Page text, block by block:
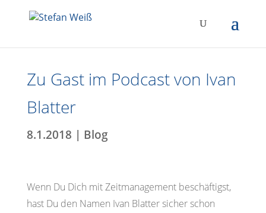
Zu Gast im Podcast von Ivan
Blatter
8.1.2018 | Blog
Wenn Du Dich mit Zeitmanagement beschäftigst,
hast Du den Namen Ivan Blatter sicher schon